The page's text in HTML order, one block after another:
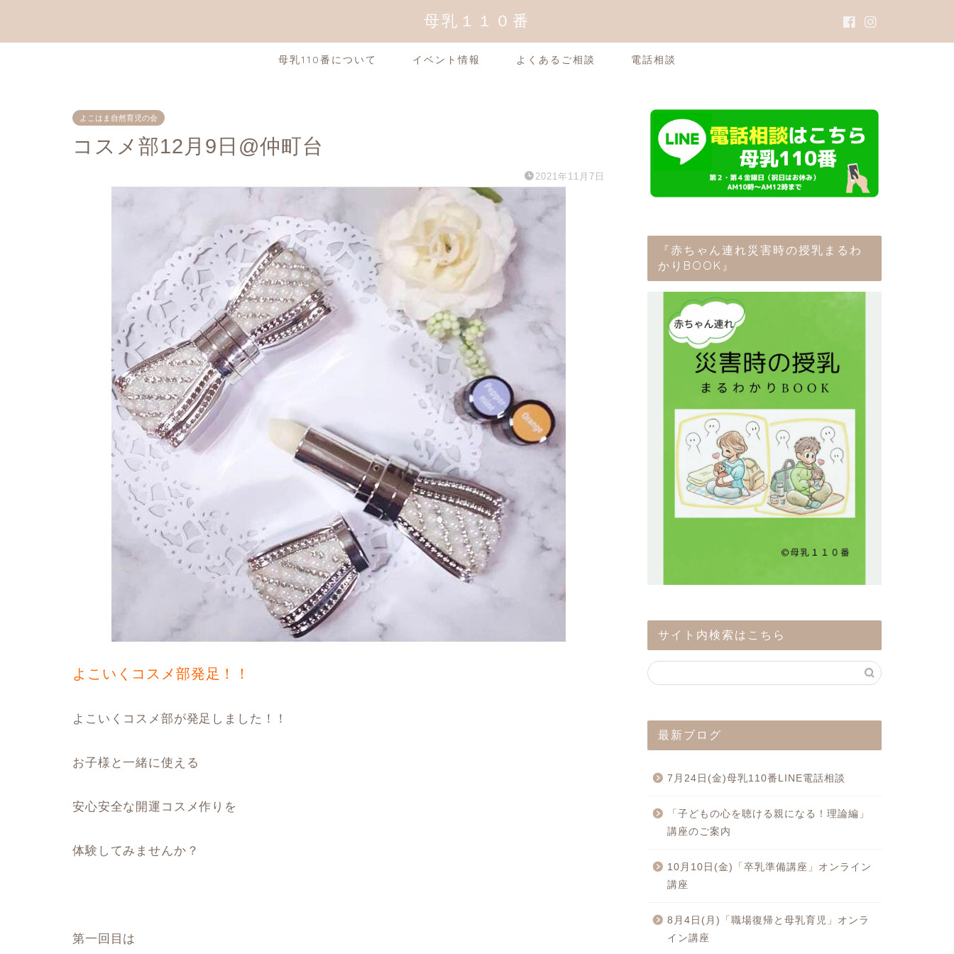
母乳１１０番
母乳110番について イベント情報 よくあるご相談 電話相談
よこはま自然育児の会
コスメ部12月9日@仲町台
2021年11月7日
よこいくコスメ部発足！！
よこいくコスメ部が発足しました！！
お子様と一緒に使える
安心安全な開運コスメ作りを
体験してみませんか？
第一回目は
『赤ちゃん連れ災害時の授乳まるわ
かりBOOK』
サイト内検索はこちら
最新ブログ
7月24日(金)母乳110番LINE電話相談
「子どもの心を聴ける親になる！理論編」
講座のご案内
10月10日(金)「卒乳準備講座」オンライン
講座
8月4日(月)「職場復帰と母乳育児」オンラ
イン講座